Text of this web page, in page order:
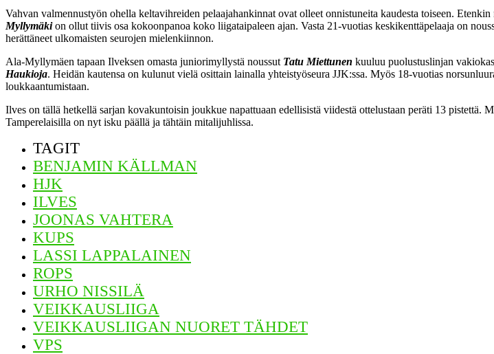
Vahvan valmennustyön ohella keltavihreiden pelaajahankinnat ovat olleet onnistuneita kaudesta toiseen.
Myllymäkion ollut tiivis osa kokoonpanoa koko liigataipaleen ajan. Vasta 21-vuotias keskikenttäpelaaja on
herättäneet ulkomaisten seurojen mielenkiinnon.
Ala-Myllymäen tapaan Ilveksen omasta juniorimyllystä noussut Tatu Miettunen kuuluu puolustuslinjan
Haukioja. Heidän kautensa on kulunut vielä osittain lainalla yhteistyöseura JJK:ssa. Myös 18-vuotias
loukkaantumistaan.
Ilves on tällä hetkellä sarjan kovakuntoisin joukkue napattuaan edellisistä viidestä ottelustaan peräti 13 pistettä.
Tamperelaisilla on nyt isku päällä ja tähtäin mitalijuhlissa.
TAGIT
BENJAMIN KÄLLMAN
HJK
ILVES
JOONAS VAHTERA
KUPS
LASSI LAPPALAINEN
ROPS
URHO NISSILÄ
VEIKKAUSLIIGA
VEIKKAUSLIIGAN NUORET TÄHDET
VPS